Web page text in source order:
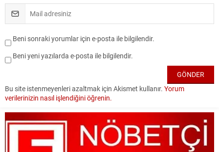
Beni sonraki yorumlar için e-posta ile bilgilendir.
Beni yeni yazılarda e-posta ile bilgilendir.
Bu site istenmeyenleri azaltmak için Akismet kullanır. Yorum
verilerinizin nasıl işlendiğini öğrenin.